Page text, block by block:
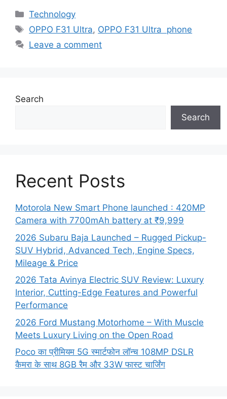
Categories
Technology
Tags
OPPO F31 Ultra, OPPO F31 Ultra phone
Leave a comment
Search
Search
Recent Posts
Motorola New Smart Phone launched : 420MP
Camera with 7700mAh battery at ₹9,999
2026 Subaru Baja Launched – Rugged Pickup-
SUV Hybrid, Advanced Tech, Engine Specs,
Mileage & Price
2026 Tata Avinya Electric SUV Review: Luxury
Interior, Cutting-Edge Features and Powerful
Performance
2026 Ford Mustang Motorhome – With Muscle
Meets Luxury Living on the Open Road
Poco का प्रीमियम 5G स्मार्टफोन लॉन्च 108MP DSLR
कैमरा के साथ 8GB रैम और 33W फास्ट चार्जिंग